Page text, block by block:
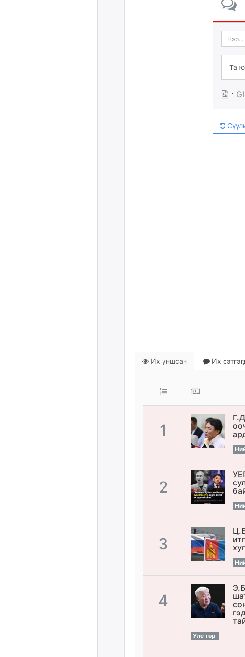
·
Их уншсан Их
1
2
3
4
Улс төр